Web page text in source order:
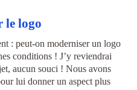
le logo
: peut-on moderniser un logo
conditions ! J’y reviendrai
aucun souci ! Nous avons
lui donner un aspect plus